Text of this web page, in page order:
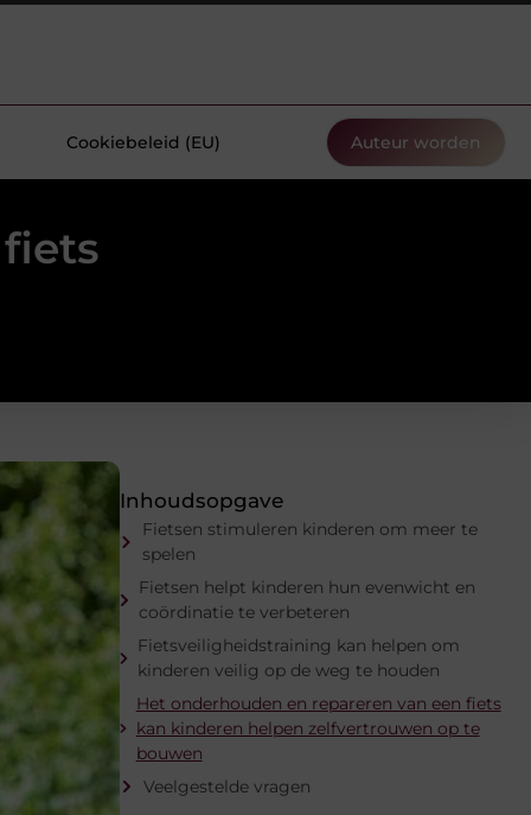
Cookiebeleid (EU) Auteur worden
Inhoudsopgave
Fietsen stimuleren kinderen om meer te
spelen
Fietsen helpt kinderen hun evenwicht en
coördinatie te verbeteren
Fietsveiligheidstraining kan helpen om
kinderen veilig op de weg te houden
Het onderhouden en repareren van een fiets
kan kinderen helpen zelfvertrouwen op te
bouwen
Veelgestelde vragen